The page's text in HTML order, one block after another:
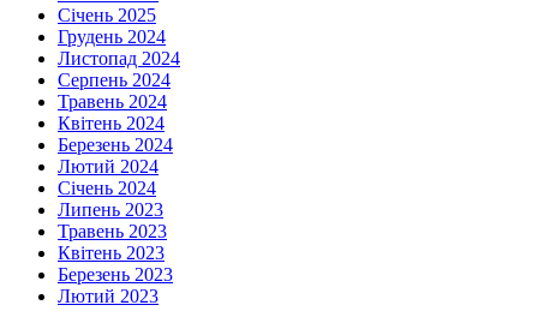
Січень 2025
Грудень 2024
Листопад 2024
Серпень 2024
Травень 2024
Квітень 2024
Березень 2024
Лютий 2024
Січень 2024
Липень 2023
Травень 2023
Квітень 2023
Березень 2023
Лютий 2023